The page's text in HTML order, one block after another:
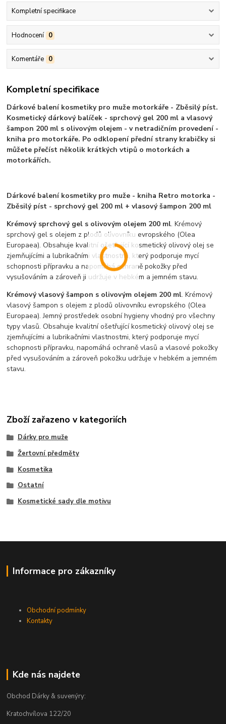
Kompletní specifikace
Hodnocení 0
Komentáře 0
Kompletní specifikace
Dárkové balení kosmetiky pro muže motorkáře - Zběsilý píst.
Kosmetický dárkový balíček - sprchový gel 200 ml a vlasový
šampon 200 ml s olivovým olejem - v netradičním provedení -
kniha pro motorkáře. Po odklopení přední strany krabičky si
můžete přečíst několik krátkých vtipů o motorkách a
motorkářích.
Dárkové balení kosmetiky pro muže - kniha Retro motorka -
Zběsilý píst - sprchový gel 200 ml + vlasový šampon 200 ml
Krémový sprchový gel s olivovým olejem 200 ml. Krémový
sprchový gel s olejem z plodů olivovníku evropského (Olea
Europaea). Obsahuje kvalitní ošetřující kosmetický olivový olej se
zjemňujícími a lubrikačními vlastnostmi, který podporuje mycí
schopnosti přípravku a napomáhá ochraně pokožky před
vysušováním a zároveň ji udržuje v hebkém a jemném stavu.
Krémový vlasový šampon s olivovým olejem 200 ml. Krémový
vlasový šampon s olejem z plodů olivovníku evropského (Olea
Europaea). Jemný prostředek osobní hygieny vhodný pro všechny
typy vlasů. Obsahuje kvalitní ošetřující kosmetický olivový olej se
zjemňujícími a lubrikačními vlastnostmi, který podporuje mycí
schopnosti přípravku, napomáhá ochraně vlasů a vlasové pokožky
před vysušováním a zároveň pokožku udržuje v hebkém a jemném
stavu.
Zboží zařazeno v kategoriích
Dárky pro muže
Žertovní předměty
Kosmetika
Ostatní
Kosmetické sady dle motivu
Informace pro zákazníky
Obchodní podmínky
Kontakty
Kde nás najdete
Obchod Dárky & suvenýry:
Kratochvílova 122/20